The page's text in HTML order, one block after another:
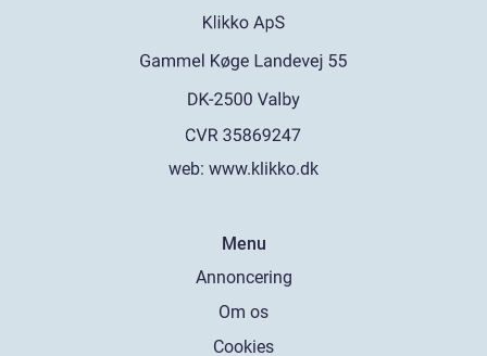
web: www.klikko.dk
Menu
Annoncering
Om os
Cookies